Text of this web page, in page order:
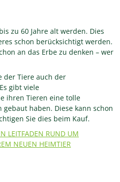
zu 60 Jahre alt werden. Dies
schon berücksichtigt werden.
an das Erbe zu denken – wer
der Tiere auch der
gibt viele
ihren Tieren eine tolle
haben. Diese kann schon
Sie dies beim Kauf.
LEITFADEN RUND UM
NEUEN HEIMTIER